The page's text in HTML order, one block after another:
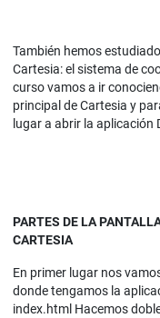
También hemos
Cartesia: el sistema de
curso vamos a ir
principal de Cartesia y
lugar a abrir la aplicación
PARTES DE LA
CARTESIA
En primer lugar nos
donde tengamos la
index.html Hacemos